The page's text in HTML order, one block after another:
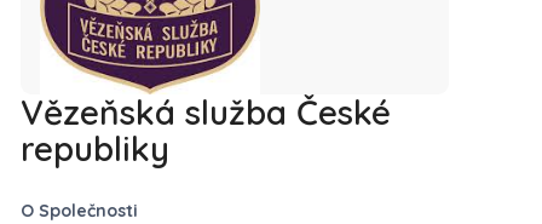
Vězeňská služba České
republiky
O Společnosti